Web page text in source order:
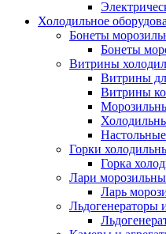
Холодильное
Бонеты
Бонеты
Витрины
Витрины
Витрины
Горки
Горка
Лари
Ларь
Льдогенераторы